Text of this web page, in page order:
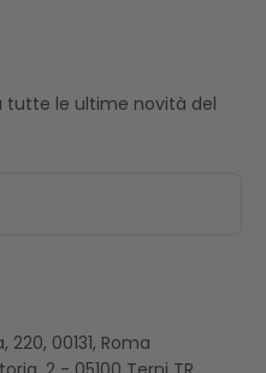
tutte le ultime novità del
00131, Roma